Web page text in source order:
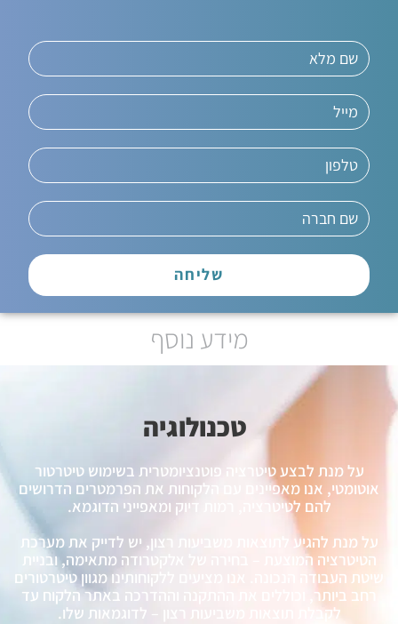
שליחה
מידע נוסף
טכנולוגיה
על מנת לבצע טיטרציה פוטנציומטרית בשימוש טיטרטור
אוטומטי, אנו מאפיינים עם הלקוחות את הפרמטרים הדרושים
להם לטיטרציה, רמות דיוק ומאפייני הדוגמא.
על מנת להגיע לתוצאות משביעות רצון, יש לדייק את מערכת
הטיטרציה המוצעת – בחירה של אלקטרודה מתאימה, ובניית
שיטת העבודה הנכונה. אנו מציעים ללקוחותינו מגוון טיטרטורים
רחב ביותר, וכוללים את ההתקנה וההדרכה באתר הלקוח עד
לקבלת תוצאות משביעות רצון – לדוגמאות שלו.